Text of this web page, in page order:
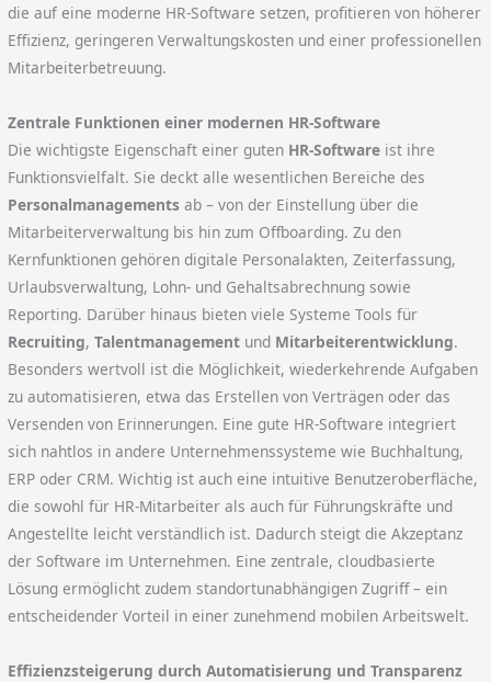
die auf eine moderne HR-Software setzen, profitieren von höherer
Effizienz, geringeren Verwaltungskosten und einer professionellen
Mitarbeiterbetreuung.
Zentrale Funktionen einer modernen HR-Software
Die wichtigste Eigenschaft einer guten HR-Software ist ihre
Funktionsvielfalt. Sie deckt alle wesentlichen Bereiche des
Personalmanagements ab – von der Einstellung über die
Mitarbeiterverwaltung bis hin zum Offboarding. Zu den
Kernfunktionen gehören digitale Personalakten, Zeiterfassung,
Urlaubsverwaltung, Lohn- und Gehaltsabrechnung sowie
Reporting. Darüber hinaus bieten viele Systeme Tools für
Recruiting,Talentmanagement und Mitarbeiterentwicklung.
Besonders wertvoll ist die Möglichkeit, wiederkehrende Aufgaben
zu automatisieren, etwa das Erstellen von Verträgen oder das
Versenden von Erinnerungen. Eine gute HR-Software integriert
sich nahtlos in andere Unternehmenssysteme wie Buchhaltung,
ERP oder CRM. Wichtig ist auch eine intuitive Benutzeroberfläche,
die sowohl für HR-Mitarbeiter als auch für Führungskräfte und
Angestellte leicht verständlich ist. Dadurch steigt die Akzeptanz
der Software im Unternehmen. Eine zentrale, cloudbasierte
Lösung ermöglicht zudem standortunabhängigen Zugriff – ein
entscheidender Vorteil in einer zunehmend mobilen Arbeitswelt.
Effizienzsteigerung durch Automatisierung und Transparenz